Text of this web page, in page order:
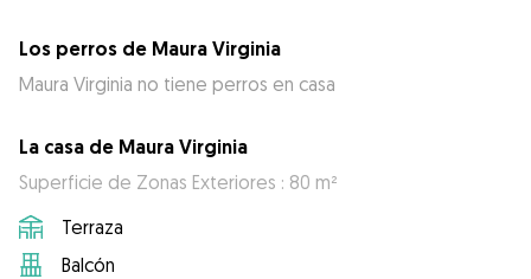
Los perros de Maura Virginia
Maura Virginia no tiene perros en casa
La casa de Maura Virginia
Superficie de Zonas Exteriores : 80 m²
Terraza
Balcón